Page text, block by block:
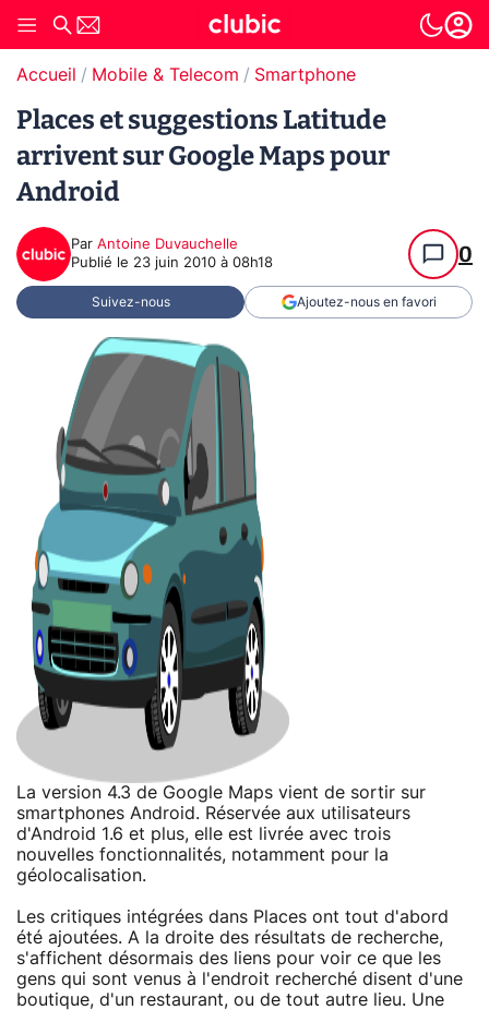
Accueil Mobile & Telecom Smartphone
Places et suggestions Latitude
arrivent sur Google Maps pour
Android
Par Antoine Duvauchelle
Publié le 23 juin 2010 à 08h18 0
Suivez-nous Ajoutez-nous en favori
La version 4.3 de Google Maps vient de sortir sur
smartphones Android. Réservée aux utilisateurs
d'Android 1.6 et plus, elle est livrée avec trois
nouvelles fonctionnalités, notamment pour la
géolocalisation.
Les critiques intégrées dans Places ont tout d'abord
été ajoutées. A la droite des résultats de recherche,
s'affichent désormais des liens pour voir ce que les
gens qui sont venus à l'endroit recherché disent d'une
boutique, d'un restaurant, ou de tout autre lieu. Une